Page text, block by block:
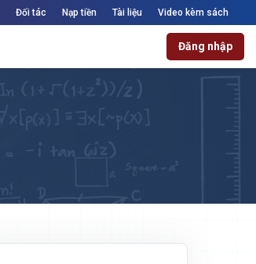
Đối tác Nạp tiền Tài liệu Video kèm sách
Đăng nhập